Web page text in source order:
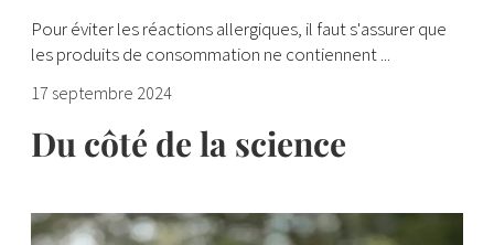
Pour éviter les réactions allergiques, il faut s'assurer que
les produits de consommation ne contiennent ...
17 septembre 2024
Du côté de la science